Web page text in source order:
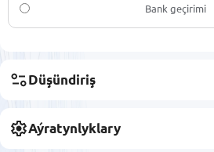
Bank geçirimi
Düşündiriş
Aýratynlyklary